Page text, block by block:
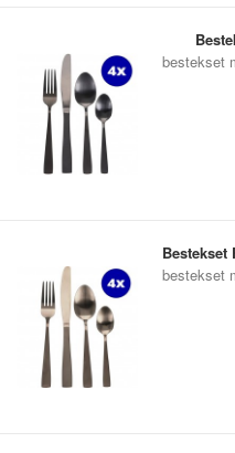
bestekset
Bestekset
bestekset